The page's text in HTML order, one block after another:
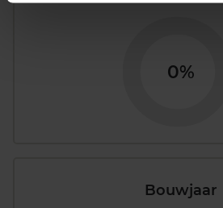
0%
Bouwjaar